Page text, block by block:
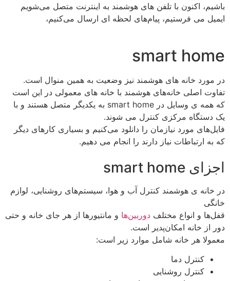
باشیم، اکنون با تلفن های هوشمند به اینترنت متصل می‌شویم
ایمیل می فرستیم، پیام‌های لحظه ای ارسال می‌کنیم،
smart home
در مورد خانه های هوشمند نیز وضعیت به همین منوال است.
تفاوت اصلی خانه‌های هوشمند با خانه های معمولی در این است
که همه ی وسایل در smart home به یکدیگر متصل هستند و با
یک دستگاه مرکزی کنترل می شوند.
فایل‌های مورد نیازمان را دانلود می‌کنیم و بسیاری کارهای دیگر
که به ارتباطات نیاز دارند را انجام می دهیم.
اجزای smart home
در خانه ی هوشمند کنترل آب و هوا، سیستم‌های روشنایی، لوازم
خانگی
قفل‌ها و انواع مختلف دوربین‌ها و مانتیورها از هر جای خانه و حتی
دور از خانه امکان‌پدیر است.
معمولا هر خانه شامل موارد زیر است:
کنترل دما
کنترل روشنایی